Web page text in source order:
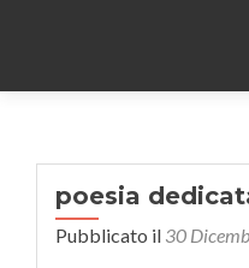
poesia
Pubblicato il 30